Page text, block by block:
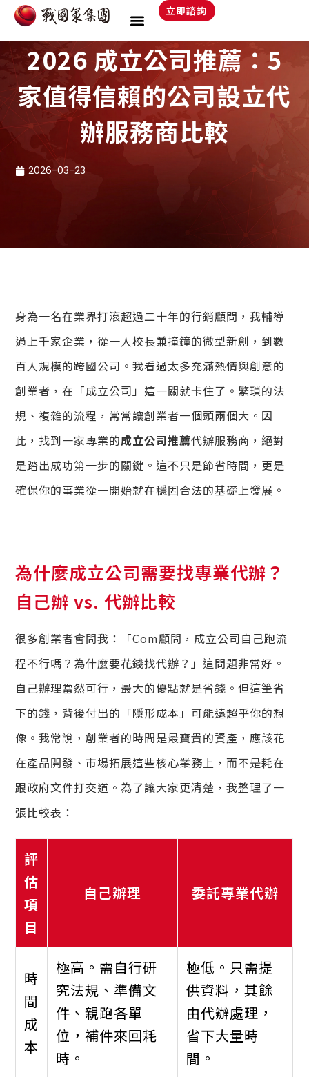
主
容
立即諮詢
2026 成立公司推薦：5
家值得信賴的公司設立代
辦服務商比較
2026-03-23
身為一名在業界打滾超過二十年的行銷顧問，我輔導
過上千家企業，從一人校長兼撞鐘的微型新創，到數
百人規模的跨國公司。我看過太多充滿熱情與創意的
創業者，在「成立公司」這一關就卡住了。繁瑣的法
規、複雜的流程，常常讓創業者一個頭兩個大。因
此，找到一家專業的成立公司推薦代辦服務商，絕對
是踏出成功第一步的關鍵。這不只是節省時間，更是
確保你的事業從一開始就在穩固合法的基礎上發展。
為什麼成立公司需要找專業代辦？
自己辦 vs. 代辦比較
很多創業者會問我：「Com顧問，成立公司自己跑流
程不行嗎？為什麼要花錢找代辦？」這問題非常好。
自己辦理當然可行，最大的優點就是省錢。但這筆省
下的錢，背後付出的「隱形成本」可能遠超乎你的想
像。我常說，創業者的時間是最寶貴的資產，應該花
在產品開發、市場拓展這些核心業務上，而不是耗在
跟政府文件打交道。為了讓大家更清楚，我整理了一
張比較表：
評
估
項
目
自己辦理 委託專業代辦
時
間
成
本
極高。需自行研
究法規、準備文
件、親跑各單
位，補件來回耗
時。
極低。只需提
供資料，其餘
由代辦處理，
省下大量時
間。